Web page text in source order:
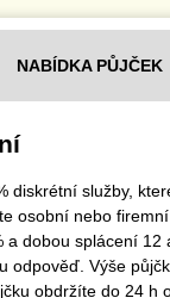
NABÍDKA PŮJČEK
diskrétní služby,
osobní nebo firemní
a dobou splácení 12
odpověď. Výše
obdržíte do 24 h